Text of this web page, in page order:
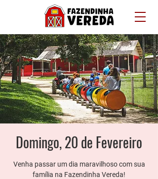
Domingo, 20 de Fevereiro
Venha passar um dia maravilhoso com sua
família na Fazendinha Vereda!